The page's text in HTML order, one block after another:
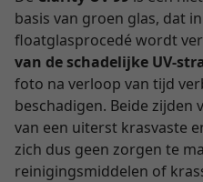
basis van groen glas, dat
floatglasprocedé wordt
van de schadelijke UV-
foto na verloop van tijd
beschadigen. Beide zijden
van een uiterst krasvaste
zich dus geen zorgen te
reinigingsmiddelen of